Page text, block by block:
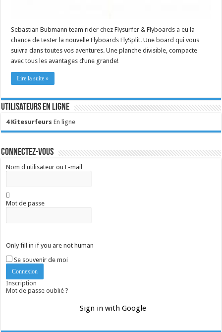
Sebastian Bubmann team rider chez Flysurfer & Flyboards a eu la
chance de tester la nouvelle Flyboards FlySplit. Une board qui vous
suivra dans toutes vos aventures. Une planche divisible, compacte
avec tous les avantages d’une grande!
Lire la suite »
Utilisateurs en ligne
4 Kitesurfeurs En ligne
Connectez-vous
Nom d'utilisateur ou E-mail
Mot de passe
Only fill in if you are not human
Se souvenir de moi
Inscription
Mot de passe oublié ?
Sign in with Google